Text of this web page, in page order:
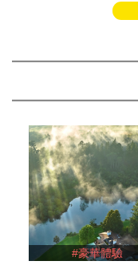
#豪華體驗